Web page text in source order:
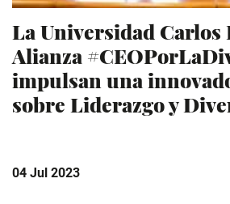
La Universidad Carlos
Alianza
impulsan una
sobre Liderazgo y
04 Jul 2023